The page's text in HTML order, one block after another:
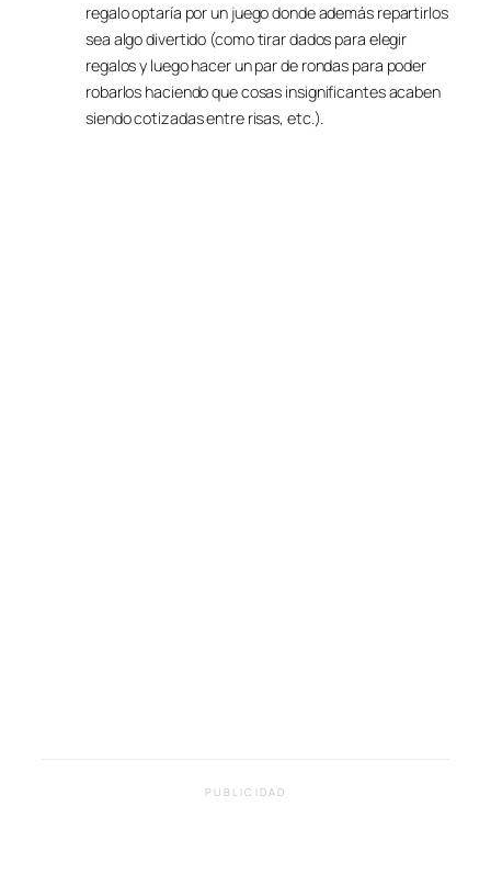
regalo optaría por un juego donde además repartirlos
sea algo divertido (como tirar dados para elegir
regalos y luego hacer un par de rondas para poder
robarlos haciendo que cosas insignificantes acaben
siendo cotizadas entre risas, etc.).
PUBLICIDAD